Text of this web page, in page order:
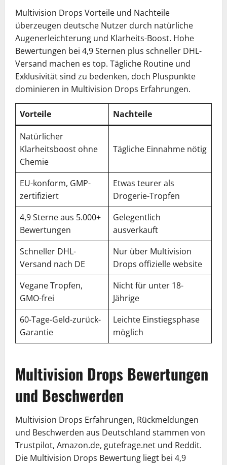
Multivision Drops Vorteile und Nachteile
überzeugen deutsche Nutzer durch natürliche
Augenerleichterung und Klarheits-Boost. Hohe
Bewertungen bei 4,9 Sternen plus schneller DHL-
Versand machen es top. Tägliche Routine und
Exklusivität sind zu bedenken, doch Pluspunkte
dominieren in Multivision Drops Erfahrungen.
Vorteile
Nachteile
Natürlicher
Klarheitsboost ohne
Chemie
Tägliche Einnahme nötig
EU-konform, GMP-
zertifiziert
Etwas teurer als
Drogerie-Tropfen
4,9 Sterne aus 5.000+
Bewertungen
Gelegentlich
ausverkauft
Schneller DHL-
Versand nach DE
Nur über Multivision
Drops offizielle website
Vegane Tropfen,
GMO-frei
Nicht für unter 18-
Jährige
60-Tage-Geld-zurück-
Garantie
Leichte Einstiegsphase
möglich
Multivision Drops Bewertungen
und Beschwerden
Multivision Drops Erfahrungen, Rückmeldungen
und Beschwerden aus Deutschland stammen von
Trustpilot, Amazon.de, gutefrage.net und Reddit.
Die Multivision Drops Bewertung liegt bei 4,9